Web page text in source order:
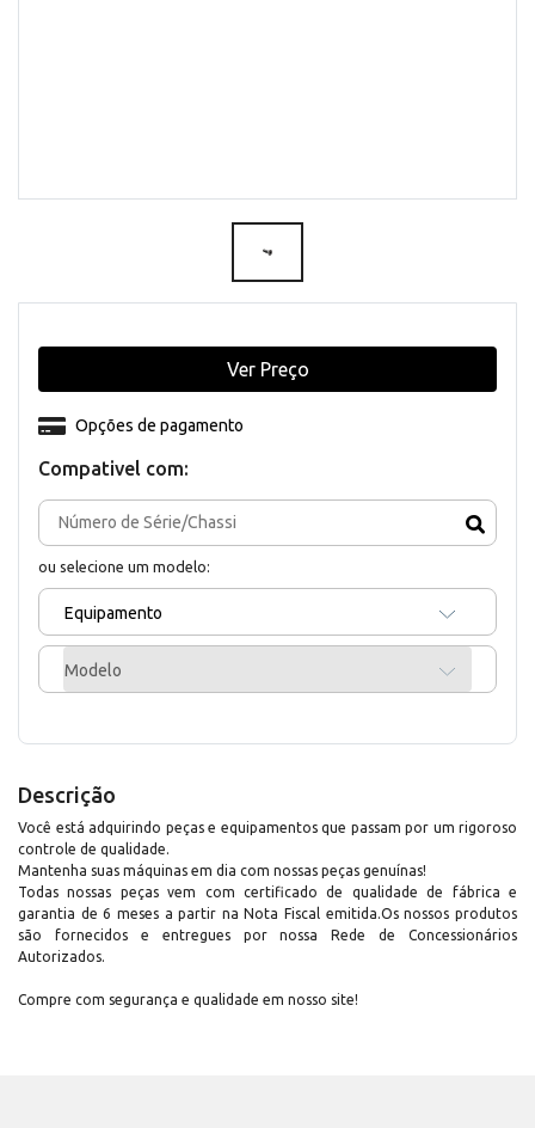
Compativel com:
ou selecione um modelo:
Equipamento
Modelo
Opções de pagamento
Ver Preço
Descrição
Você está adquirindo peças e equipamentos que passam por um rigoroso
controle de qualidade.
Mantenha suas máquinas em dia com nossas peças genuínas!
Todas nossas peças vem com certificado de qualidade de fábrica e
garantia de 6 meses a partir na Nota Fiscal emitida.Os nossos produtos
são fornecidos e entregues por nossa Rede de Concessionários
Autorizados.
Compre com segurança e qualidade em nosso site!